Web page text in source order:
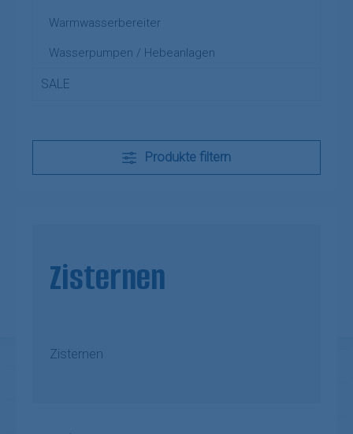
Warmwasserbereiter
Wasserpumpen / Hebeanlagen
SALE
Produkte filtern
Zisternen
Zisternen